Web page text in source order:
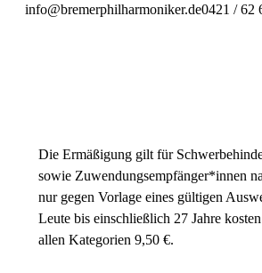
info@bremerphilharmoniker.de0421 / 62
Die Ermäßigung gilt für
sowie Zuwendungsempfänger*innen
nur gegen Vorlage eines gültigen
Leute bis einschließlich 27 Jahre
allen Kategorien 9,50 €.